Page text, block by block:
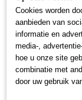
waterkruik/karaf
Cookies worden
aanbieden van
informatie en
media-,
hoe u onze site
combinatie met
door uw gebruik